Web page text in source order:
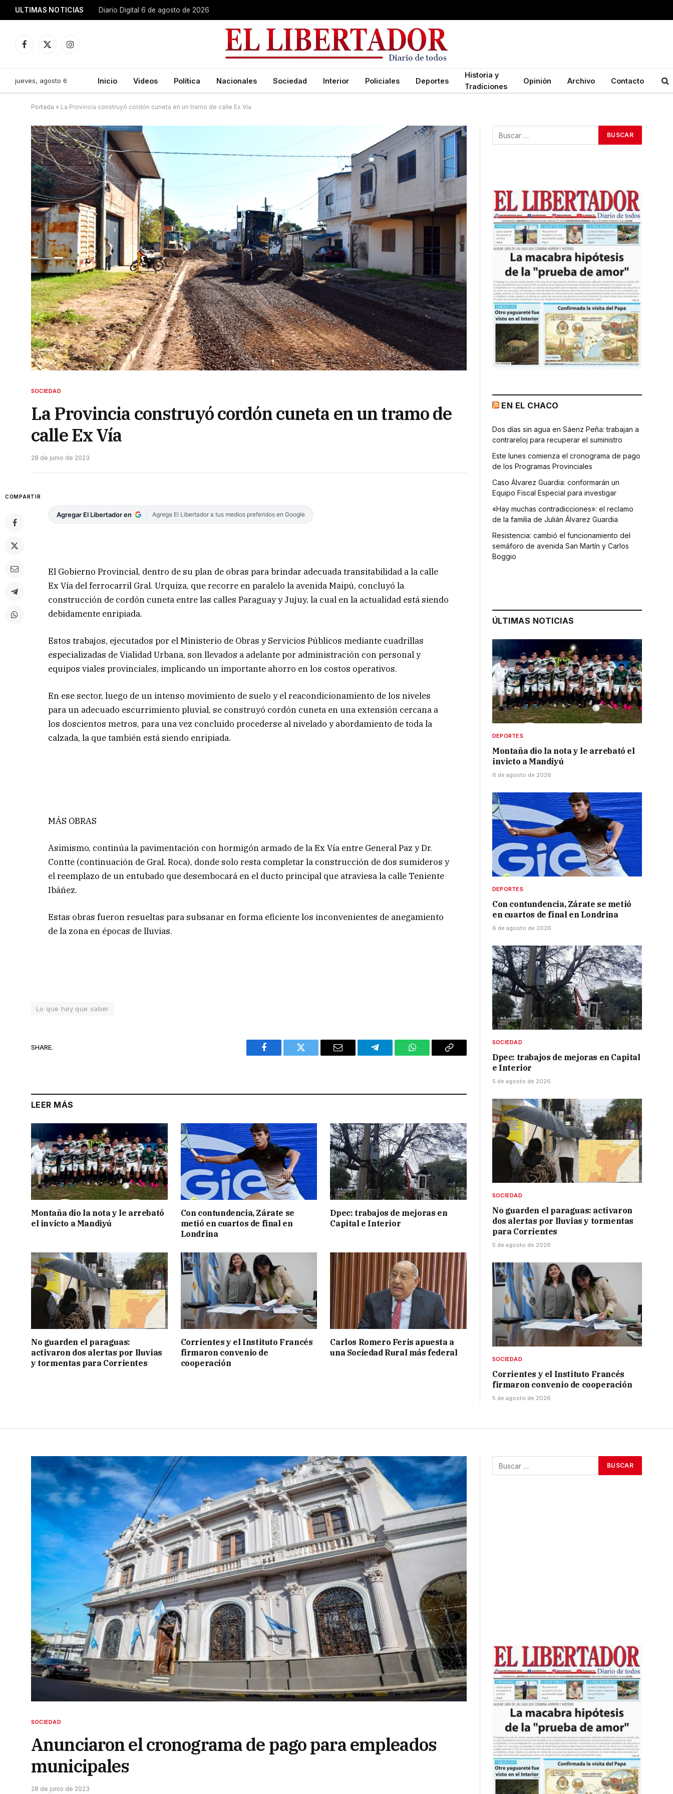
ULTIMAS NOTICIAS Diario Digital 6 de agosto de 2026
Facebook
X
Instagram
jueves, agosto 6 Inicio Videos Política Nacionales Sociedad Interior Policiales Deportes
Historia y
Tradiciones
Opinión Archivo Contacto
Portada » La Provincia construyó cordón cuneta en un tramo de calle Ex Vía
SOCIEDAD
La Provincia construyó cordón cuneta en un tramo de
calle Ex Vía
28 de junio de 2023
COMPARTIR
Agregar El Libertador en Agrega El Libertador a tus medios preferidos en Google
El Gobierno Provincial, dentro de su plan de obras para brindar adecuada transitabilidad a la calle
Ex Vía del ferrocarril Gral. Urquiza, que recorre en paralelo la avenida Maipú, concluyó la
construcción de cordón cuneta entre las calles Paraguay y Jujuy, la cual en la actualidad está siendo
debidamente enripiada.
Estos trabajos, ejecutados por el Ministerio de Obras y Servicios Públicos mediante cuadrillas
especializadas de Vialidad Urbana, son llevados a adelante por administración con personal y
equipos viales provinciales, implicando un importante ahorro en los costos operativos.
En ese sector, luego de un intenso movimiento de suelo y el reacondicionamiento de los niveles
para un adecuado escurrimiento pluvial, se construyó cordón cuneta en una extensión cercana a
los doscientos metros, para una vez concluido procederse al nivelado y abordamiento de toda la
calzada, la que también está siendo enripiada.
MÁS OBRAS
Asimismo, continúa la pavimentación con hormigón armado de la Ex Vía entre General Paz y Dr.
Contte (continuación de Gral. Roca), donde solo resta completar la construcción de dos sumideros y
el reemplazo de un entubado que desembocará en el ducto principal que atraviesa la calle Teniente
Ibáñez.
Estas obras fueron resueltas para subsanar en forma eficiente los inconvenientes de anegamiento
de la zona en épocas de lluvias.
Lo que hay que saber
SHARE.
Facebook Twitter Email Telegram WhatsAppCopy
LEER MÁS
Montaña dio la nota y le arrebató
el invicto a Mandiyú
Con contundencia, Zárate se
metió en cuartos de final en
Londrina
Dpec: trabajos de mejoras en
Capital e Interior
No guarden el paraguas:
activaron dos alertas por lluvias
y tormentas para Corrientes
Corrientes y el Instituto Francés
firmaron convenio de
cooperación
Carlos Romero Feris apuesta a
una Sociedad Rural más federal
EN EL CHACO
Dos días sin agua en Sáenz Peña: trabajan a
contrareloj para recuperar el suministro
Este lunes comienza el cronograma de pago
de los Programas Provinciales
Caso Álvarez Guardia: conformarán un
Equipo Fiscal Especial para investigar
«Hay muchas contradicciones»: el reclamo
de la familia de Julián Álvarez Guardia
Resistencia: cambió el funcionamiento del
semáforo de avenida San Martín y Carlos
Boggio
ÚLTIMAS NOTICIAS
DEPORTES
Montaña dio la nota y le arrebató el
invicto a Mandiyú
6 de agosto de 2026
DEPORTES
Con contundencia, Zárate se metió
en cuartos de final en Londrina
6 de agosto de 2026
SOCIEDAD
Dpec: trabajos de mejoras en Capital
e Interior
5 de agosto de 2026
SOCIEDAD
No guarden el paraguas: activaron
dos alertas por lluvias y tormentas
para Corrientes
5 de agosto de 2026
SOCIEDAD
Corrientes y el Instituto Francés
firmaron convenio de cooperación
5 de agosto de 2026
SOCIEDAD
Anunciaron el cronograma de pago para empleados
municipales
28 de junio de 2023